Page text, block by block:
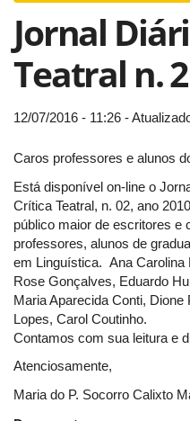
Jornal
Teatral n. 2
12/07/2016 - 11:26 -
Caros professores e alunos
Está disponível on-line o
Crítica Teatral, n. 02, ano
público maior de escritores e
professores, alunos de
em Linguística. Ana Carolina
Rose Gonçalves, Eduardo
Maria Aparecida Conti,
Lopes, Carol Coutinho.
Contamos com sua leitura e
Atenciosamente,
Maria do P. Socorro Calixto